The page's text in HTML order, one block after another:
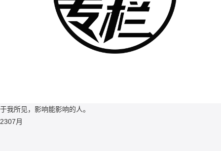
于我所见，影响能影响的人。
2307月